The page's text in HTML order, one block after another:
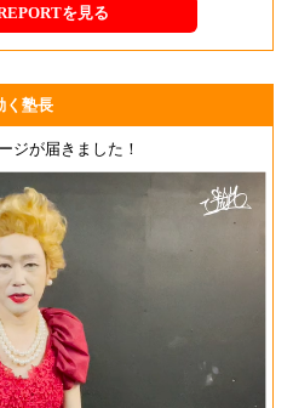
を見る
く塾長
ジが届きました！